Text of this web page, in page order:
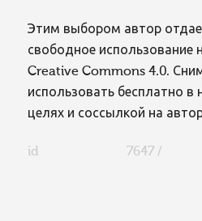
Этим выбором автор
свободное использование
Creative Commons 4.0.
использовать бесплатно в
целях и соссылкой на
id 7647 /